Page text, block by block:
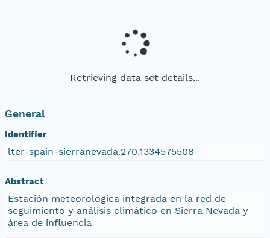
Retrieving data set details...
General
Identifier
lter-spain-sierranevada.270.1334575508
Abstract
Estación meteorológica integrada en la red de
seguimiento y análisis climático en Sierra Nevada y
área de influencia